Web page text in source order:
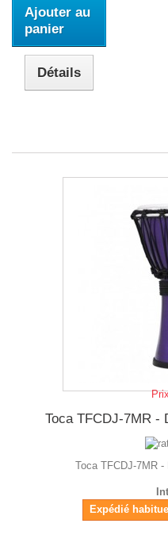
Ajouter au
panier
Détails
Toca TFCDJ-7MR -
Toca TFCDJ-7MR
Expédié